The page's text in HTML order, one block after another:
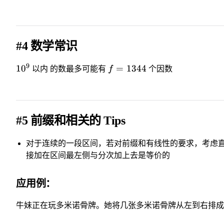
#4 数学常识
109 以内 的数最多可能有 f = 1344 个因数
#5 前缀和相关的 Tips
对于连续的一段区间，若对前缀和有线性的要求，考虑
接加在区间最左侧与分次加上去是等价的
应用例：
牛妹正在玩多米诺骨牌。她将几张多米诺骨牌从左到右排